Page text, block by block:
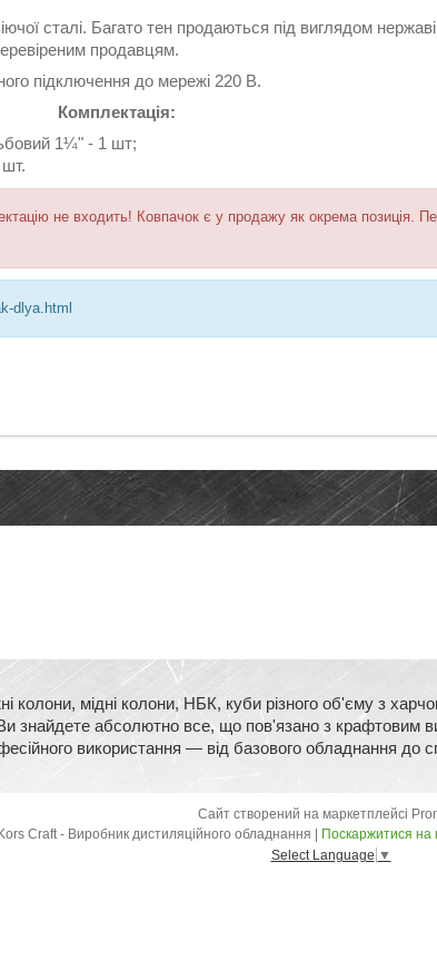
сталі. Багато тен продаються під виглядом
продавцям.
підключення до мережі 220 В.
Комплектація:
1¼" - 1 шт;
не входить! Ковпачок є у продажу як окрема позиція.
dlya.html
колони, мідні колони, НБК, куби різного об'єму з
Ви знайдете абсолютно все, що пов'язано з
використання — від базового обладнання
Сайт створений на маркетплейсі
Поскаржитися на
Select Language ▼